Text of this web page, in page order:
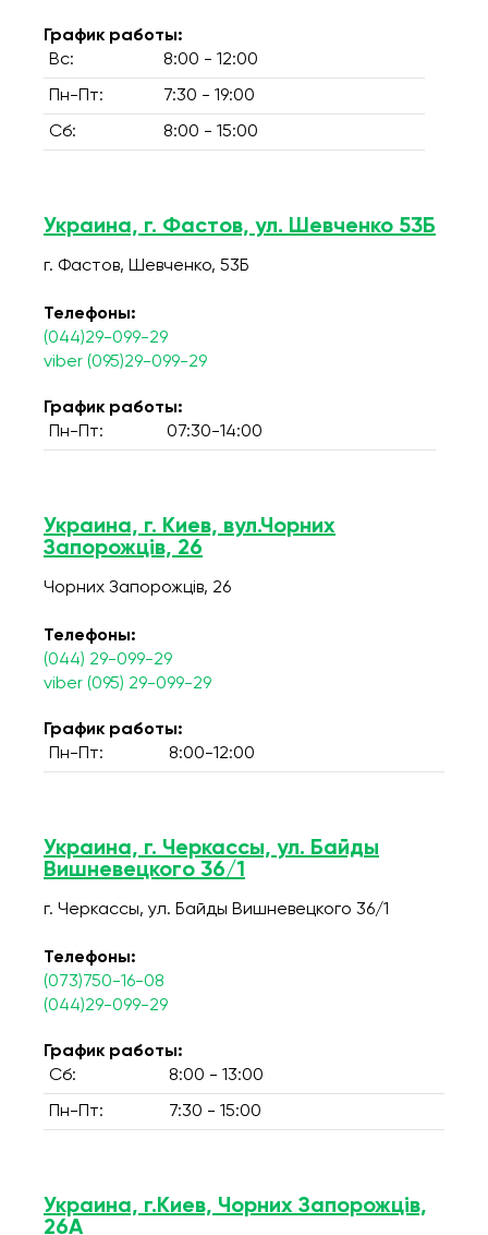
График работы:
Вс:
8:00 - 12:00
Пн-Пт: 7:30 - 19:00
Сб: 8:00 - 15:00
Украина, г. Фастов, ул. Шевченко 53Б
г. Фастов, Шевченко, 53Б
Телефоны:
(044)29-099-29
viber (095)29-099-29
График работы:
Пн-Пт:
07:30-14:00
Украина, г. Киев, вул.Чорних
Запорожців, 26
Чорних Запорожців, 26
Телефоны:
(044) 29-099-29
viber (095) 29-099-29
График работы:
Пн-Пт:
8:00-12:00
Украина, г. Черкассы, ул. Байды
Вишневецкого 36/1
г. Черкассы, ул. Байды Вишневецкого 36/1
Телефоны:
(073)750-16-08
(044)29-099-29
График работы:
Сб:
8:00 - 13:00
Пн-Пт: 7:30 - 15:00
Украина, г.Киев, Чорних Запорожців,
26А